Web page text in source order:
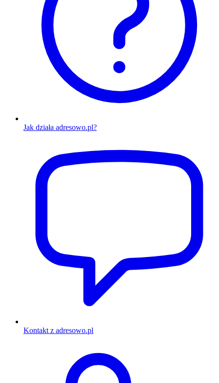
Jak działa adresowo.pl?
Kontakt z adresowo.pl